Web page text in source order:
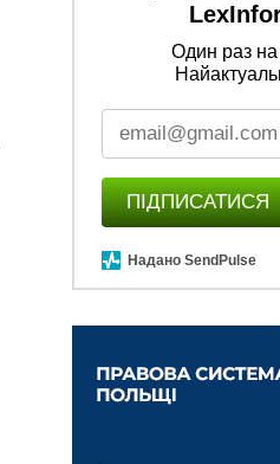
Один раз на
ПІДПИСАТИСЯ
Надано SendPulse